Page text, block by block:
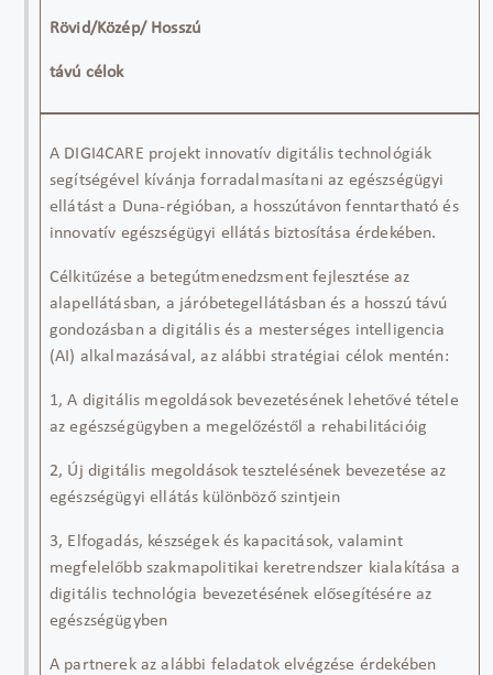
Rövid/Közép/ Hosszú
távú célok
A DIGI4CARE projekt innovatív digitális technológiák
segítségével kívánja forradalmasítani az egészségügyi
ellátást a Duna-régióban, a hosszútávon fenntartható és
innovatív egészségügyi ellátás biztosítása érdekében.
Célkitűzése a betegútmenedzsment fejlesztése az
alapellátásban, a járóbetegellátásban és a hosszú távú
gondozásban a digitális és a mesterséges intelligencia
(AI) alkalmazásával, az alábbi stratégiai célok mentén:
1, A digitális megoldások bevezetésének lehetővé tétele
az egészségügyben a megelőzéstől a rehabilitációig
2, Új digitális megoldások tesztelésének bevezetése az
egészségügyi ellátás különböző szintjein
3, Elfogadás, készségek és kapacitások, valamint
megfelelőbb szakmapolitikai keretrendszer kialakítása a
digitális technológia bevezetésének elősegítésére az
egészségügyben
A partnerek az alábbi feladatok elvégzése érdekében